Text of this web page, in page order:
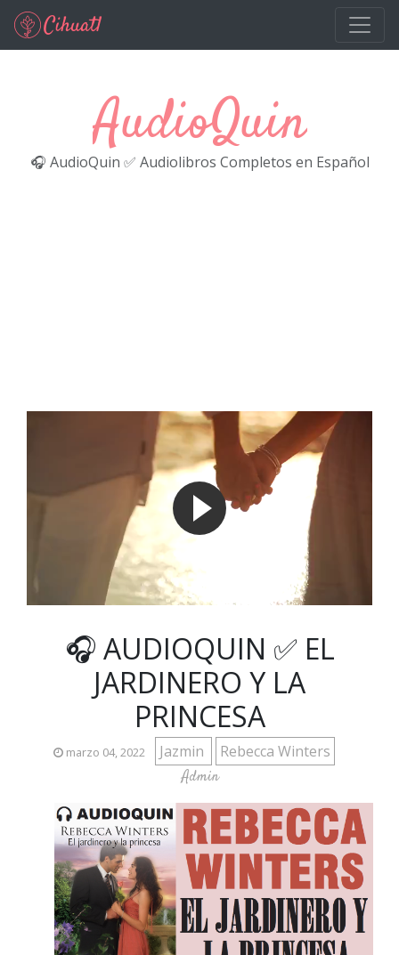
Ir al contenido principal
AudioQuin
🎧 AudioQuin ✅ Audiolibros Completos en Español
🎧 AUDIOQUIN ✅ EL
JARDINERO Y LA
PRINCESA
marzo 04, 2022 Jazmin Rebecca Winters
Admin